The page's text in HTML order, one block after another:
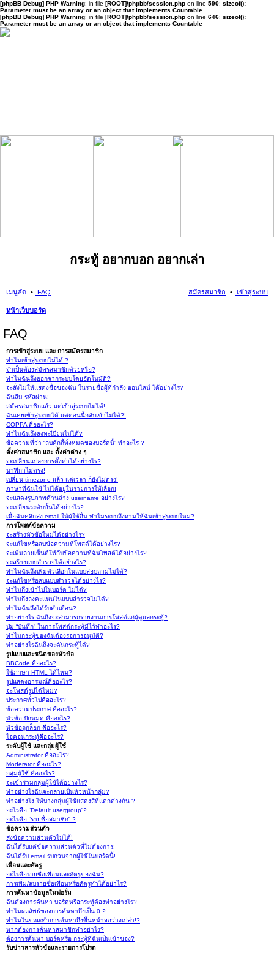
[phpBB Debug] PHP Warning: in file [ROOT]/phpbb/session.php on line 590: sizeof():
Parameter must be an array or an object that implements Countable
[phpBB Debug] PHP Warning: in file [ROOT]/phpbb/session.php on line 646: sizeof():
Parameter must be an array or an object that implements Countable
กระทู้ อยากบอก อยากเล่า
เมนูลัด FAQ เข้าสู่ระบบ
สมัครสมาชิก
หน้าเว็บบอร์ด
FAQ
การเข้าสู่ระบบ และ การสมัครสมาชิก
ทำไมเข้าสู่ระบบไม่ได้ ?
จำเป็นต้องสมัครสมาชิกด้วยหรือ?
ทำไมฉันถึงออกจากระบบโดยอัตโนมัติ?
จะสั่งไม่ให้แสดงชื่อของฉัน ในรายชื่อผู้ที่กำลัง ออนไลน์ ได้อย่างไร?
ฉันลืม รหัสผ่าน!
สมัครสมาชิกแล้ว แต่เข้าสู่ระบบไม่ได้!
ฉันเคยเข้าสู่ระบบได้ แต่ตอนนี้กลับเข้าไม่ได้?!
COPPA คืออะไร?
ทำไมฉันถึงลงทะเีบียนไม่ได้?
ข้อความที่ว่า “ลบคุีกกี้ทั้งหมดของบอร์ดนี้” ทำอะไร ?
ตั้งค่าสมาชิก และ ตั้งค่าต่าง ๆ
จะเปลี่ยนแปลงการตั้งค่าได้อย่างไร?
นาฬิกาไม่ตรง!
เปลี่ยน timezone แล้ว แต่เวลา ก็ยังไม่ตรง!
ภาษาที่ฉันใช้ ไม่ได้อยู่ในรายการให้เลือก!
จะแสดงรูปภาพด้านล่าง username อย่างไร?
จะเปลี่ยนระดับขั้นได้อย่างไร?
เมื่อฉันคลิกส่ง email ให้ผู้ใช้อื่น ทำไมระบบถึงถามให้ฉันเข้าสู่ระบบใหม่?
การโพสต์ข้อความ
จะสร้างหัวข้อใหม่ได้อย่างไร?
จะแก้ไขหรือลบข้อความที่โพสต์ได้อย่างไร?
จะเพิ่มลายเซ็นต์ให้กับข้อความที่ฉันโพสต์ได้อย่างไร?
จะสร้างแบบสำรวจได้อย่างไร?
ทำไมฉันถึงเพิ่มตัวเลือกในแบบสอบถามไม่ได้?
จะแก้ไขหรือลบแบบสำรวจได้อย่างไร?
ทำไมถึงเข้าไปในบอร์ด ไม่ได้?
ทำไมถึงลงคะแนนในแบบสำรวจไม่ได้?
ทำไมฉันถึงได้รับคำเตือน?
ทำอย่างไร ฉันถึงจะสามารถรายงานการโพสต์แก่ผู้ดูแลกระทู้?
ปุ่ม “บันทึก” ในการโพสต์กระทู้มีไว้ทำอะไร?
ทำไมกระทู้ของฉันต้องรอการอนุมัติ?
ทำอย่างไรฉันถึงจะดันกระทู้ได้?
รูปแบบและชนิดของหัวข้อ
BBCode คืออะไร?
ใช้ภาษา HTML ได้ไหม?
รูปแสดงอารมณ์คืออะไร?
จะโพสต์รูปได้ไหม?
ประกาศทั่วไปคืออะไร?
ข้อความประกาศ คืออะไร?
หัวข้อ ปักหมุด คืออะไร?
หัวข้อถูกล็อก คืออะไร?
ไอคอนกระทู้คืออะไร?
ระดับผู้ใช้ และกลุ่มผู้ใช้
Administrator คืออะไร?
Moderator คืออะไร?
กลุ่มผู้ใช้ คืออะไร?
จะเข้าร่วมกลุ่มผู้ใช้ได้อย่างไร?
ทำอย่างไรฉันจะกลายเป็นหัวหน้ากลุ่ม?
ทำอย่างไง ให้บางกลุ่มผู้ใช้แสดงสีที่แตกต่างกัน ?
อะไรคือ “Default usergroup”?
อะไรคือ “รายชื่อสมาชิก” ?
ข้อความส่วนตัว
ส่งข้อความส่วนตัวไม่ได้!
ฉันได้รับแต่ข้อความส่วนตัวที่ไม่ต้องการ!
ฉันได้รับ email รบกวนจากผู้ใช้ในบอร์ดนี้!
เพื่อนและศัตรู
อะไรคือรายชื่อเพื่อนและศัตรูของฉัน?
การเพิ่ม/ลบรายชื่อเพื่อนหรือศัตรูทำได้อย่าไร?
การค้นหาข้อมูลในฟอรั่ม
ฉันต้องการค้นหา บอร์ดหรือกระทู้ต้องทำอย่างไร?
ทำไมผลลัพธ์ของการค้นหาถึงเป็น 0 ?
ทำไมในขณะทำการค้นหาถึงขึ้นหน้าจอว่างเปล่า!?
หากต้องการค้นหาสมาชิกทำอย่าไง?
ต้องการค้นหา บอร์ดหรือ กระทู้ที่ฉันเป็นเข้าของ?
รับข่าวสารหัวข้อและรายการโปรด